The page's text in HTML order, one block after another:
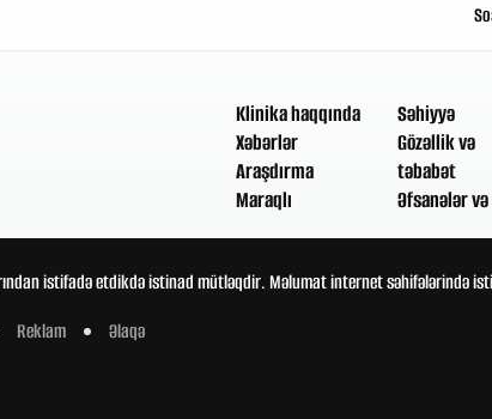
Klinika haqqında
Xəbərlər
Araşdırma
Maraqlı
Səhiyyə
Gözəllik və
təbabət
Əfsanələr
istifadə etdikdə istinad mütləqdir. Məlumat internet səhifələrində
Reklam Əlaqə